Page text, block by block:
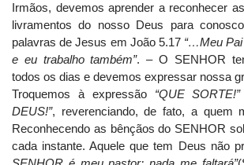
Irmãos, devemos aprender a reconhecer
livramentos do nosso Deus para
palavras de Jesus em João 5.17 “…Meu Pai
e eu trabalho também”. – O SENHOR
todos os dias e devemos expressar nossa
Troquemos à expressão “QUE SORTE!”
DEUS!”, reverenciando, de fato, a quem
Reconhecendo as bênçãos do SENHOR
cada instante. Aquele que tem Deus não